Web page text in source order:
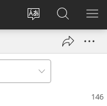
Siwili
lón
Log
window)
Kútta
Wóón
JW.ORG